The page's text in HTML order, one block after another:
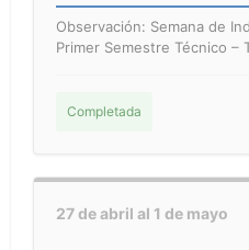
Observación: Semana de
Primer Semestre Técnico –
Completada
27 de abril al 1 de mayo